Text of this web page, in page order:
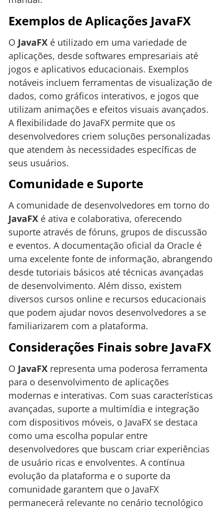
Exemplos de Aplicações JavaFX
O JavaFX é utilizado em uma variedade de
aplicações, desde softwares empresariais até
jogos e aplicativos educacionais. Exemplos
notáveis incluem ferramentas de visualização de
dados, como gráficos interativos, e jogos que
utilizam animações e efeitos visuais avançados.
A flexibilidade do JavaFX permite que os
desenvolvedores criem soluções personalizadas
que atendem às necessidades específicas de
seus usuários.
Comunidade e Suporte
A comunidade de desenvolvedores em torno do
JavaFX é ativa e colaborativa, oferecendo
suporte através de fóruns, grupos de discussão
e eventos. A documentação oficial da Oracle é
uma excelente fonte de informação, abrangendo
desde tutoriais básicos até técnicas avançadas
de desenvolvimento. Além disso, existem
diversos cursos online e recursos educacionais
que podem ajudar novos desenvolvedores a se
familiarizarem com a plataforma.
Considerações Finais sobre JavaFX
O JavaFX representa uma poderosa ferramenta
para o desenvolvimento de aplicações
modernas e interativas. Com suas características
avançadas, suporte a multimídia e integração
com dispositivos móveis, o JavaFX se destaca
como uma escolha popular entre
desenvolvedores que buscam criar experiências
de usuário ricas e envolventes. A contínua
evolução da plataforma e o suporte da
comunidade garantem que o JavaFX
permanecerá relevante no cenário tecnológico